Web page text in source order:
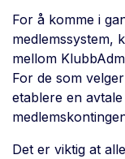
For å komme i
medlemssystem,
mellom
For de som
etablere en
Det er viktig at